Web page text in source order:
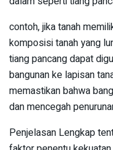
contoh, jika tanah
komposisi tanah yang
tiang pancang dapat
bangunan ke lapisan
memastikan bahwa
dan mencegah
Penjelasan Lengkap